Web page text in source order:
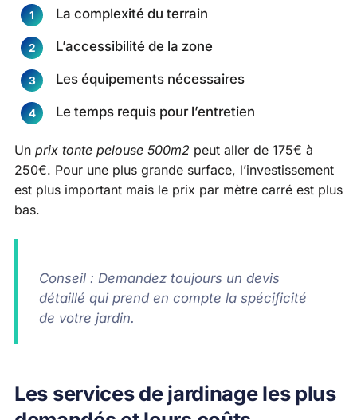
La complexité du terrain
L’accessibilité de la zone
Les équipements nécessaires
Le temps requis pour l’entretien
Un prix tonte pelouse 500m2 peut aller de 175€ à
250€. Pour une plus grande surface, l’investissement
est plus important mais le prix par mètre carré est plus
bas.
Conseil : Demandez toujours un devis
détaillé qui prend en compte la spécificité
de votre jardin.
Les services de jardinage les plus